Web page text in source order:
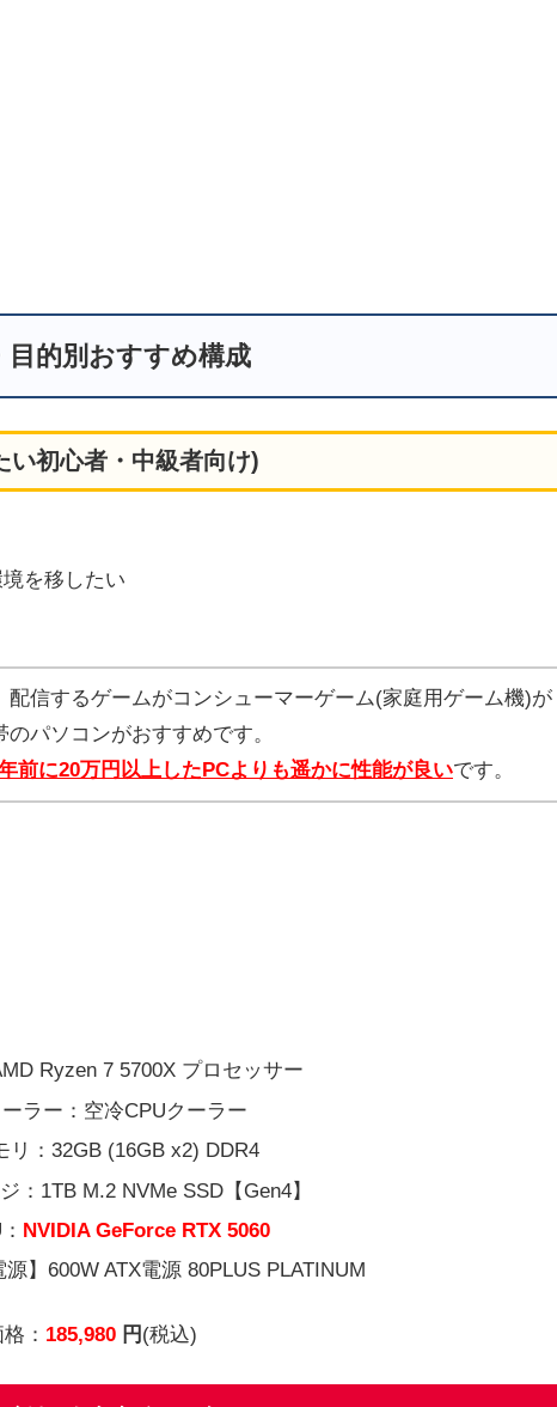
目的別おすすめ構成
い初心者・中級者向け)
を移したい
配信するゲームがコンシューマーゲーム(家庭用ゲーム機)が
パソコンがおすすめです。
前に20万円以上したPCよりも遥かに性能が良いです。
Ryzen 7 5700X プロセッサー
ーラー：空冷CPUクーラー
リ：32GB (16GB x2) DDR4
：1TB M.2 NVMe SSD【Gen4】
NVIDIA GeForce RTX 5060
】600W ATX電源 80PLUS PLATINUM
： 185,980 円 (税込)